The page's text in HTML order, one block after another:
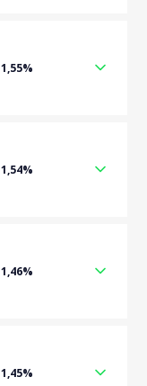
1,55%
1,54%
1,46%
1,45%